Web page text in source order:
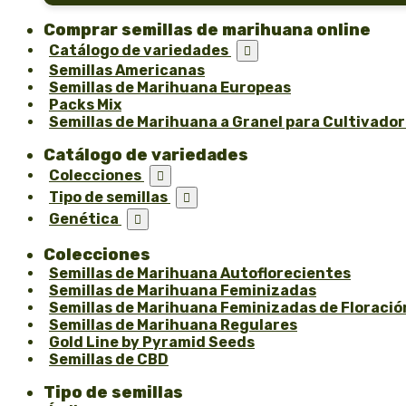
Comprar semillas de marihuana online
Catálogo de variedades 
Semillas Americanas
Semillas de Marihuana Europeas
Packs Mix
Semillas de Marihuana a Granel para
Catálogo de variedades
Colecciones 
Tipo de semillas 
Genética 
Colecciones
Semillas de Marihuana Autoflorecientes
Semillas de Marihuana Feminizadas
Semillas de Marihuana Feminizadas de
Semillas de Marihuana Regulares
Gold Line by Pyramid Seeds
Semillas de CBD
Tipo de semillas